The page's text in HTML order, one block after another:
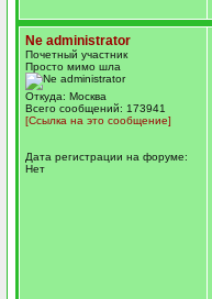
Ne administrator
Почетный участник
Просто мимо шла
Откуда: Москва
Всего сообщений: 173941
[Ссылка на это сообщение]
Дата регистрации на форуме:
Нет